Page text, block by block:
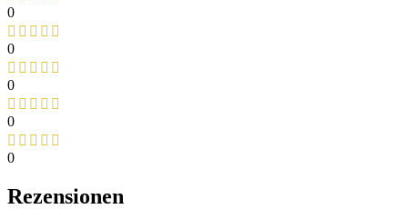
0
0
0
0
0
Rezensionen